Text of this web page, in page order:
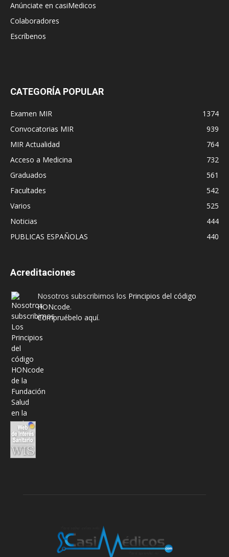
Anúnciate en casiMedicos
Colaboradores
Escríbenos
CATEGORÍA POPULAR
Examen MIR
1374
Convocatorias MIR
939
MIR Actualidad
764
Acceso a Medicina
732
Graduados
561
Facultades
542
Varios
525
Noticias
444
PUBLICAS ESPAÑOLAS
440
Acreditaciones
Nosotros subscribimos los Principios del código
HONcode.
Compruébelo aquí.